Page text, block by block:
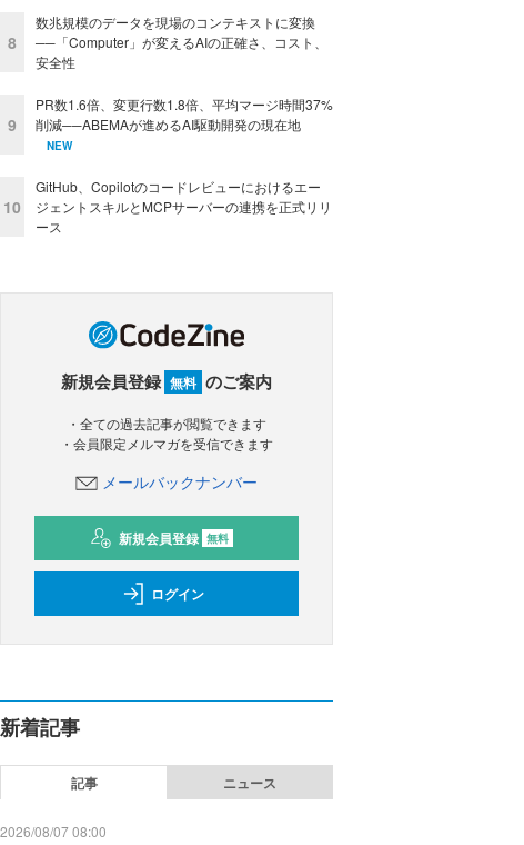
8
数兆規模のデータを現場のコンテキストに変換
──「Computer」が変えるAIの正確さ、コスト、
安全性
9
PR数1.6倍、変更行数1.8倍、平均マージ時間37%
削減──ABEMAが進めるAI駆動開発の現在地
NEW
10
GitHub、Copilotのコードレビューにおけるエー
ジェントスキルとMCPサーバーの連携を正式リリ
ース
新規会員登録 無料 のご案内
・全ての過去記事が閲覧できます
・会員限定メルマガを受信できます
メールバックナンバー
新規会員登録 無料
ログイン
新着記事
記事 ニュース
2026/08/07 08:00